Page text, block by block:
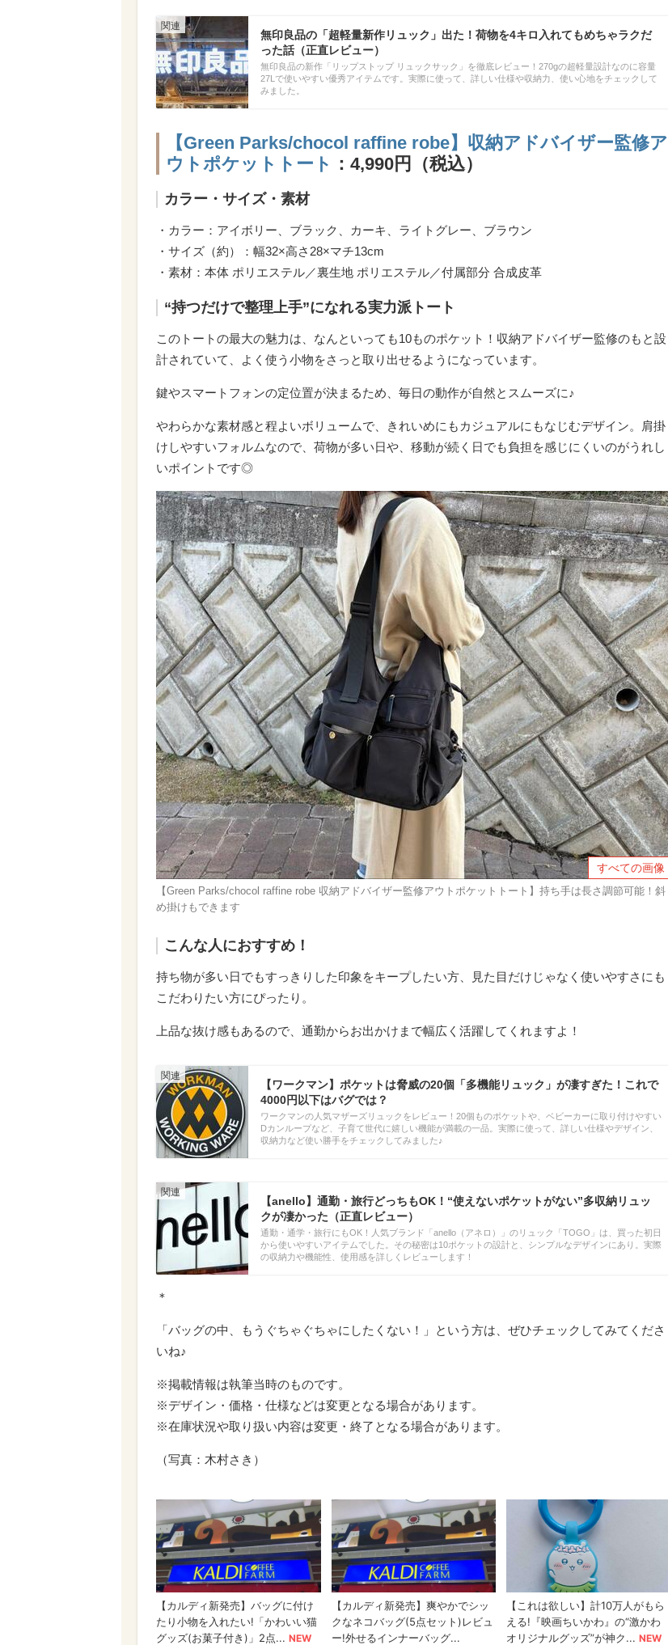
無印良品の「超軽量新作リュック」出た！荷物を4キロ入れてもめちゃラクだ
った話（正直レビュー）
無印良品の新作「リップストップ リュックサック」を徹底レビュー！270gの超軽量設計なのに容量
27Lで使いやすい優秀アイテムです。実際に使って、詳しい仕様や収納力、使い心地をチェックして
みました。
【Green Parks/chocol raffine robe】収納アドバイザー監修ア
ウトポケットトート ：4,990円（税込）
カラー・サイズ・素材
・カラー：アイボリー、ブラック、カーキ、ライトグレー、ブラウン
・サイズ（約）：幅32×高さ28×マチ13cm
・素材：本体 ポリエステル／裏生地 ポリエステル／付属部分 合成皮革
“持つだけで整理上手”になれる実力派トート
このトートの最大の魅力は、なんといっても10ものポケット！収納アドバイザー監修のもと設
計されていて、よく使う小物をさっと取り出せるようになっています。
鍵やスマートフォンの定位置が決まるため、毎日の動作が自然とスムーズに♪
やわらかな素材感と程よいボリュームで、きれいめにもカジュアルにもなじむデザイン。肩掛
けしやすいフォルムなので、荷物が多い日や、移動が続く日でも負担を感じにくいのがうれし
いポイントです◎
すべての画像
【Green Parks/chocol raffine robe 収納アドバイザー監修アウトポケットトート】持ち手は長さ調節可能！斜
め掛けもできます
こんな人におすすめ！
持ち物が多い日でもすっきりした印象をキープしたい方、見た目だけじゃなく使いやすさにも
こだわりたい方にぴったり。
上品な抜け感もあるので、通勤からお出かけまで幅広く活躍してくれますよ！
【ワークマン】ポケットは脅威の20個「多機能リュック」が凄すぎた！これで
4000円以下はバグでは？
ワークマンの人気マザーズリュックをレビュー！20個ものポケットや、ベビーカーに取り付けやすい
Dカンループなど、子育て世代に嬉しい機能が満載の一品。実際に使って、詳しい仕様やデザイン、
収納力など使い勝手をチェックしてみました♪
【anello】通勤・旅行どっちもOK！“使えないポケットがない”多収納リュッ
クが凄かった（正直レビュー）
通勤・通学・旅行にもOK！人気ブランド「anello（アネロ）」のリュック「TOGO」は、買った初日
から使いやすいアイテムでした。その秘密は10ポケットの設計と、シンプルなデザインにあり。実際
の収納力や機能性、使用感を詳しくレビューします！
＊
「バッグの中、もうぐちゃぐちゃにしたくない！」という方は、ぜひチェックしてみてくださ
いね♪
※掲載情報は執筆当時のものです。
※デザイン・価格・仕様などは変更となる場合があります。
※在庫状況や取り扱い内容は変更・終了となる場合があります。
（写真：木村さき）